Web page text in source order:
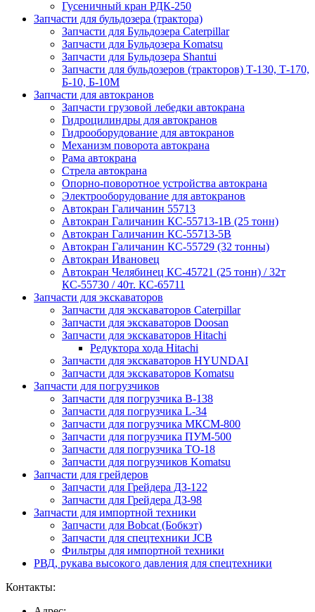
Гусеничный кран РДК-250
Запчасти для бульдозера (трактора)
Запчасти для Бульдозера Caterpillar
Запчасти для Бульдозера Komatsu
Запчасти для Бульдозера Shantui
Запчасти для бульдозеров (тракторов) Т-130, Т-170,
Б-10, Б-10М
Запчасти для автокранов
Запчасти грузовой лебедки автокрана
Гидроцилиндры для автокранов
Гидрооборудование для автокранов
Механизм поворота автокрана
Рама автокрана
Стрела автокрана
Опорно-поворотное устройства автокрана
Электрооборудование для автокранов
Автокран Галичанин 55713
Автокран Галичанин КС-55713-1В (25 тонн)
Автокран Галичанин КС-55713-5В
Автокран Галичанин КС-55729 (32 тонны)
Автокран Ивановец
Автокран Челябинец КС-45721 (25 тонн) / 32т
КС-55730 / 40т. КС-65711
Запчасти для экскаваторов
Запчасти для экскаваторов Caterpillar
Запчасти для экскаваторов Doosan
Запчасти для экскаваторов Hitachi
Редуктора хода Hitachi
Запчасти для экскаваторов HYUNDAI
Запчасти для экскаваторов Komatsu
Запчасти для погрузчиков
Запчасти для погрузчика B-138
Запчасти для погрузчика L-34
Запчасти для погрузчика МКСМ-800
Запчасти для погрузчика ПУМ-500
Запчасти для погрузчика ТО-18
Запчасти для погрузчиков Komatsu
Запчасти для грейдеров
Запчасти для Грейдера ДЗ-122
Запчасти для Грейдера ДЗ-98
Запчасти для импортной техники
Запчасти для Bobcat (Бобкэт)
Запчасти для спецтехники JCB
Фильтры для импортной техники
РВД, рукава высокого давления для спецтехники
Контакты: